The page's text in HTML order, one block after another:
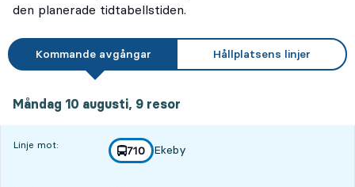
den planerade tidtabellstiden.
Kommande avgångar Hållplatsens linjer
Måndag 10 augusti, 9 resor
Linje mot: linje
710
mot
Ekeby
,